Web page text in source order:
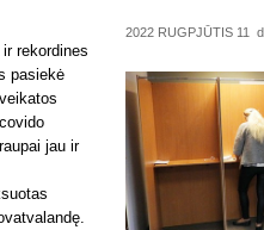
rekordines
pasiekė
jau ir
2022 RUGPJŪTIS 11